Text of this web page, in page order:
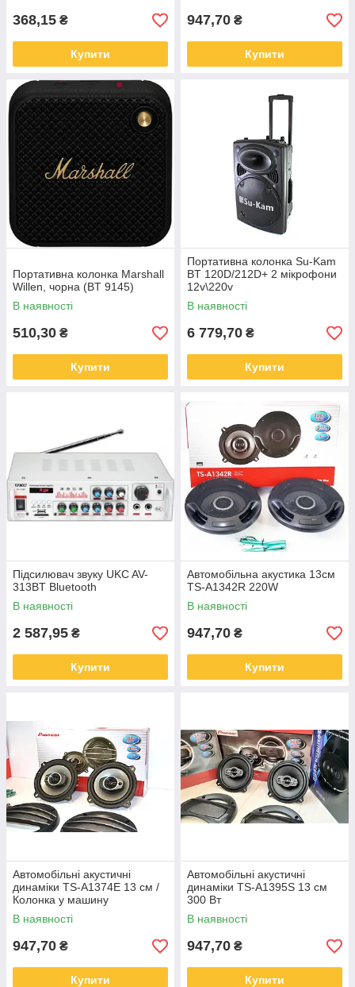
368,15 ₴
Купити
947,70 ₴
Купити
Портативна колонка Marshall
Willen, чорна (BT 9145)
В наявності
510,30 ₴
Купити
Портативна колонка Su-Kam
BT 120D/212D+ 2 мікрофони
12v\220v
В наявності
6 779,70 ₴
Купити
Підсилювач звуку UKC AV-
313BT Bluetooth
В наявності
2 587,95 ₴
Купити
Автомобільна акустика 13см
TS-A1342R 220W
В наявності
947,70 ₴
Купити
Автомобільні акустичні
динаміки TS-A1374E 13 см /
Колонка у машину
В наявності
947,70 ₴
Купити
Автомобільні акустичні
динаміки TS-A1395S 13 см
300 Вт
В наявності
947,70 ₴
Купити